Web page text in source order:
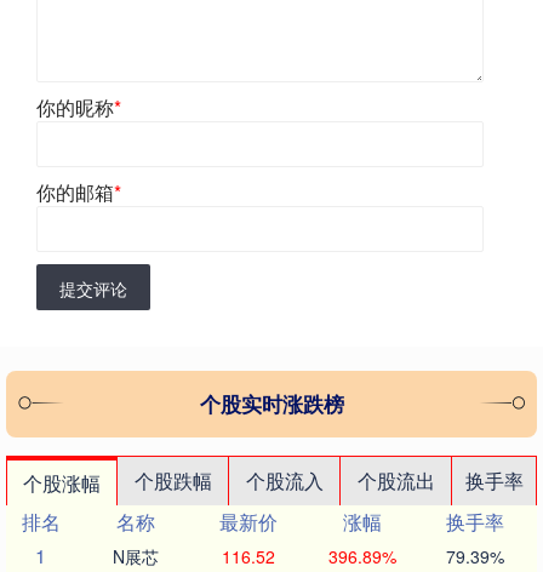
你的昵称*
你的邮箱*
提交评论
个股实时涨跌榜
个股涨幅 个股跌幅 个股流入 个股流出
换手率
排名
名称 最新价 涨幅
换手率
1
N展芯 116.52 396.89% 79.39%